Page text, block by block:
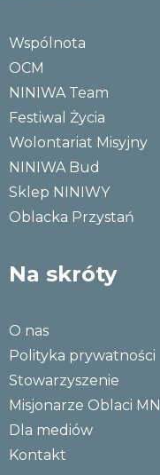
Wspólnota
OCM
NINIWA Team
Festiwal Życia
Wolontariat Misyjny
NINIWA Bud
Sklep NINIWY
Oblacka Przystań
Na skróty
O nas
Polityka prywatności
Stowarzyszenie
Misjonarze Oblaci MN
Dla mediów
Kontakt